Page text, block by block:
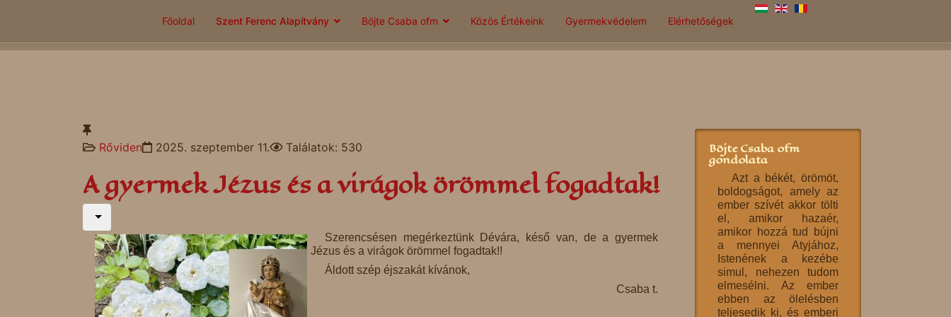
Főoldal Szent Ferenc Alapítvány Böjte Csaba ofm Közös Értékeink Gyermekvédelem Elérhetőségek
Rőviden 2025. szeptember 11. Találatok: 530
A gyermek Jézus és a virágok örömmel fogadtak!
Szerencsésen megérkeztünk Dévára, késő van, de a gyermek
Jézus és a virágok örömmel fogadtak!!
Áldott szép éjszakát kívánok,
Csaba t.
Böjte Csaba ofm
gondolata
Azt a békét, örömöt,
boldogságot, amely az
ember szívét akkor tölti
el, amikor hazaér,
amikor hozzá tud bújni
a mennyei Atyjához,
Istenének a kezébe
simul, nehezen tudom
elmesélni. Az ember
ebben az ölelésben
teljesedik ki, és emberi